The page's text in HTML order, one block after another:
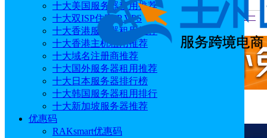
十大美国服务器租用推荐
十大双ISP住宅IP VPS
十大香港服务器租用推荐
十大香港主机租用推荐
十大域名注册商推荐
十大国外服务器租用推荐
十大日本服务器排行榜
十大韩国服务器租用排行
十大新加坡服务器推荐
优惠码
RAKsmart优惠码
当前位置：首页 优惠码 Krypt新年优惠活动 美国服务器买一
送一 美国云服务器八折促销